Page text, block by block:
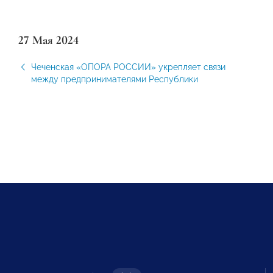
27 Мая 2024
Чеченская «ОПОРА РОССИИ» укрепляет связи
между предпринимателями Республики